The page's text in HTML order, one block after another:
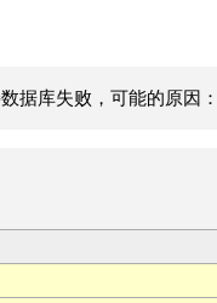
据库失败，可能的原因